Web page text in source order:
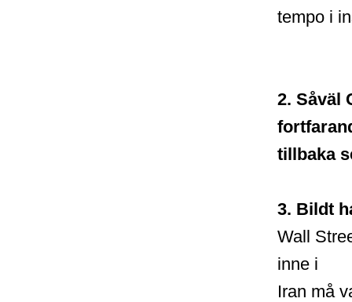
tempo i
2. Såväl
tillbaka
3. Bildt
Wall
inne i
Iran må